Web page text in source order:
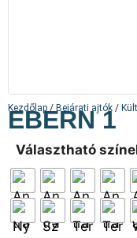
Kezdőlap / Bejárati ajtók /
EBERN 1
Választható